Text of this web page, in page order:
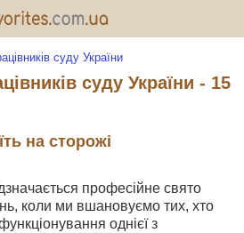
суду України
суду України - 15
на сторожі
професійне свято
коли ми вшановуємо тих, хто
однієї з